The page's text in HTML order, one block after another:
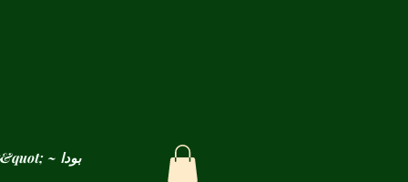
&quot; غم ها و زخم های ما فقط زمانی التیام می یابد که آنها را با شفقت لمس کنیم&quot; ~ بودا